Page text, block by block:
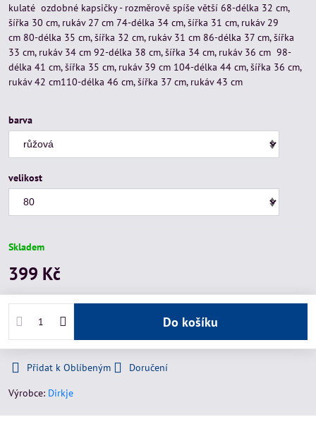
kulaté ozdobné kapsičky - rozměrově spíše větší 68-délka 32 cm,
šířka 30 cm, rukáv 27 cm 74-délka 34 cm, šířka 31 cm, rukáv 29
cm 80-délka 35 cm, šířka 32 cm, rukáv 31 cm 86-délka 37 cm, šířka
33 cm, rukáv 34 cm 92-délka 38 cm, šířka 34 cm, rukáv 36 cm 98-
délka 41 cm, šířka 35 cm, rukáv 39 cm 104-délka 44 cm, šířka 36 cm,
rukáv 42 cm110-délka 46 cm, šířka 37 cm, rukáv 43 cm
barva
velikost
Skladem
399 Kč
Do košíku
Přidat k Oblíbeným
Doručení
Výrobce: Dirkje